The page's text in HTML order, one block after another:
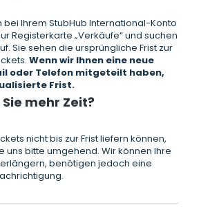
bei Ihrem StubHub International-Konto
Registerkarte „Verkäufe“ und suchen
Sie sehen die ursprüngliche Frist zur
Wenn wir Ihnen eine neue
oder Telefon mitgeteilt haben,
Frist.
mehr Zeit?
nicht bis zur Frist liefern können,
uns bitte umgehend. Wir können Ihre
benötigen jedoch eine